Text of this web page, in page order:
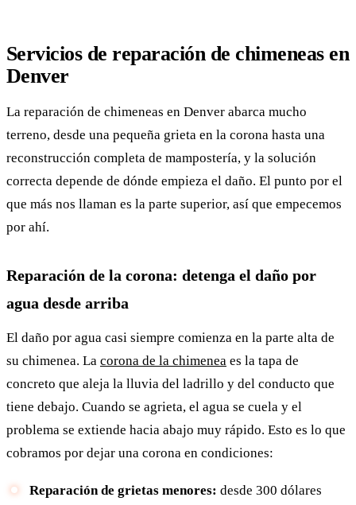
Servicios de reparación de chimeneas en
Denver
La reparación de chimeneas en Denver abarca mucho
terreno, desde una pequeña grieta en la corona hasta una
reconstrucción completa de mampostería, y la solución
correcta depende de dónde empieza el daño. El punto por el
que más nos llaman es la parte superior, así que empecemos
por ahí.
Reparación de la corona: detenga el daño por
agua desde arriba
El daño por agua casi siempre comienza en la parte alta de
su chimenea. La corona de la chimenea es la tapa de
concreto que aleja la lluvia del ladrillo y del conducto que
tiene debajo. Cuando se agrieta, el agua se cuela y el
problema se extiende hacia abajo muy rápido. Esto es lo que
cobramos por dejar una corona en condiciones:
Reparación de grietas menores: desde 300 dólares